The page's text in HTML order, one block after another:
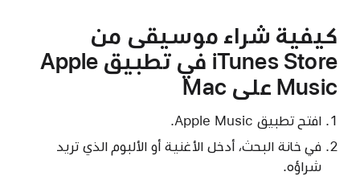
كيفية شراء موسيقى من
iTunes Store في تطبيق Apple
Music على Mac
افتح تطبيق Apple Music.
في خانة البحث، أدخل الأغنية أو الألبوم الذي تريد
شراؤه.